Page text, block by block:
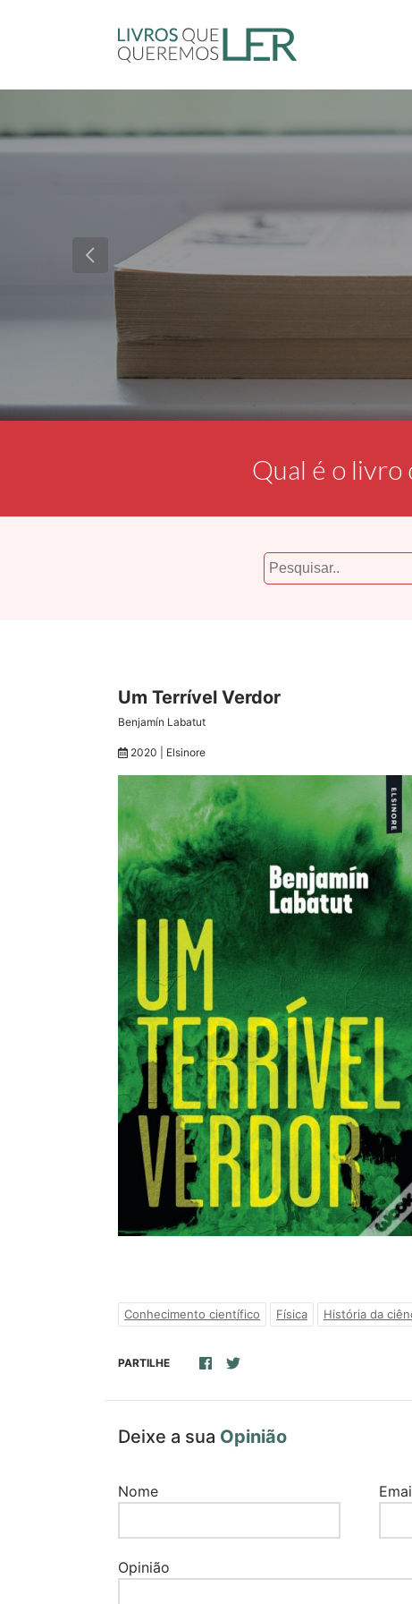
Sugira um
Previous
Qual é o livro
Um Terrível Verdor
Benjamín Labatut
2020 | Elsinore
Conhecimento científico Física História da
PARTILHE
Deixe a sua Opinião
Nome
Opinião